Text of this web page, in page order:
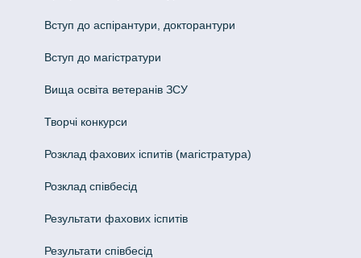
Вступ до аспірантури, докторантури
Вступ до магістратури
Вища освіта ветеранів ЗСУ
Творчі конкурси
Розклад фахових іспитів (магістратура)
Розклад співбесід
Результати фахових іспитів
Результати співбесід